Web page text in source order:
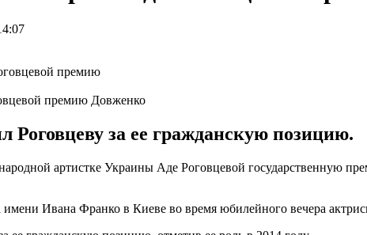
премию Довженко
Роговцеву за ее гражданскую позицию.
артистке Украины Аде Роговцевой государственную
имени Ивана Франко в Киеве во время юбилейного вечера